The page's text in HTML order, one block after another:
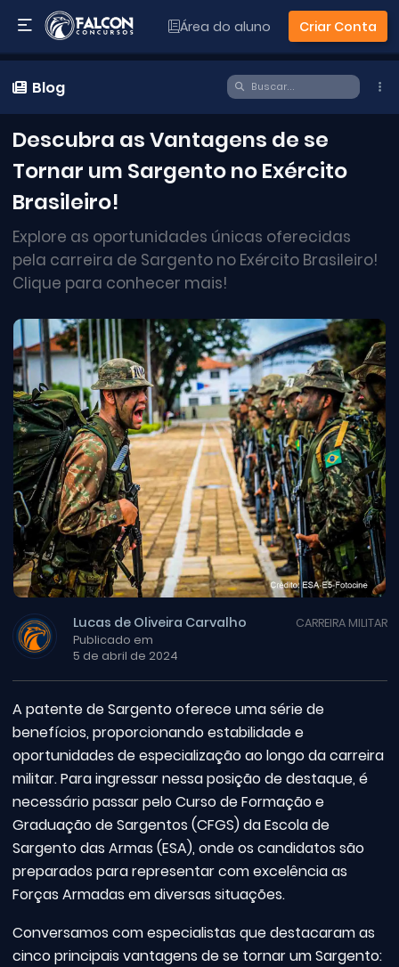
Área do aluno Criar Conta
Blog
Descubra as Vantagens de se
Tornar um Sargento no Exército
Brasileiro!
Explore as oportunidades únicas oferecidas
pela carreira de Sargento no Exército Brasileiro!
Clique para conhecer mais!
Lucas de Oliveira Carvalho
Publicado em
5 de abril de 2024
CARREIRA MILITAR
A patente de Sargento oferece uma série de
benefícios, proporcionando estabilidade e
oportunidades de especialização ao longo da carreira
militar. Para ingressar nessa posição de destaque, é
necessário passar pelo Curso de Formação e
Graduação de Sargentos (CFGS) da Escola de
Sargento das Armas (ESA), onde os candidatos são
preparados para representar com excelência as
Forças Armadas em diversas situações.
Conversamos com especialistas que destacaram as
cinco principais vantagens de se tornar um Sargento: